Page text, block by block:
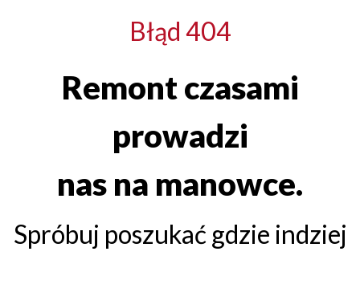
Błąd 404
Remont czasami
prowadzi
nas na manowce.
Spróbuj poszukać gdzie indziej